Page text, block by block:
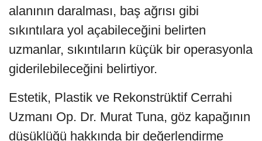
alanının daralması, baş ağrısı gibi
sıkıntılara yol açabileceğini belirten
uzmanlar, sıkıntıların küçük bir operasyonla
giderilebileceğini belirtiyor.
Estetik, Plastik ve Rekonstrüktif Cerrahi
Uzmanı Op. Dr. Murat Tuna, göz kapağının
düşüklüğü hakkında bir değerlendirme